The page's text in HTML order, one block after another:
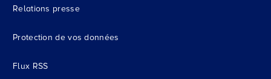
Relations presse
Protection de vos données
Flux RSS